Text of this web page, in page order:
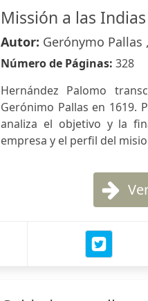
Missión a las Indias
Autor: Gerónymo Pallas
Número de Páginas: 328
Hernández Palomo
Gerónimo Pallas en 1619.
analiza el objetivo y la
empresa y el perfil del